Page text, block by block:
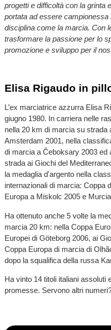
progetti e difficoltà con la grinta
portata ad essere
disciplina come la marcia. Con
trasformare la passione per lo
promozione e sviluppo per il
Elisa Rigaudo in
L’ex marciatrice azzurra Elisa
giugno 1980. In carriera nelle
nella 20 km di marcia su strada
Amsterdam 2001, nella
di marcia a Čeboksary 2003
strada ai Giochi del
la medaglia d'argento nella
internazionali di marcia: Coppa
Europa a Miskolc 2005 e
Ha ottenuto anche 5 volte la
marcia 20 km: nella Coppa
Europei di Göteborg 2006, ai
Coppa Europa di marcia di
dopo la squalifica della russa
Ha vinto 14 titoli italiani assoluti
promesse. Servono altri